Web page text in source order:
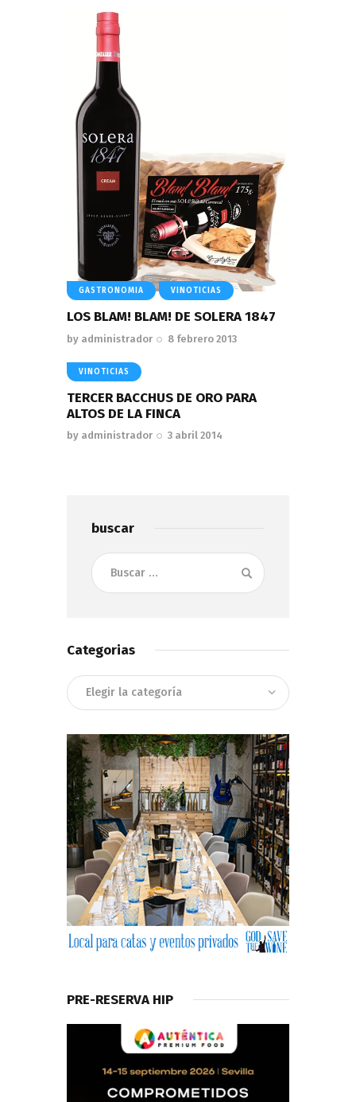
GASTRONOMIA VINOTICIAS
LOS BLAM! BLAM! DE SOLERA 1847
by administrador 8 febrero 2013
VINOTICIAS
TERCER BACCHUS DE ORO PARA
ALTOS DE LA FINCA
by administrador 3 abril 2014
buscar
Buscar:
Categorias
Categorias
PRE-RESERVA HIP